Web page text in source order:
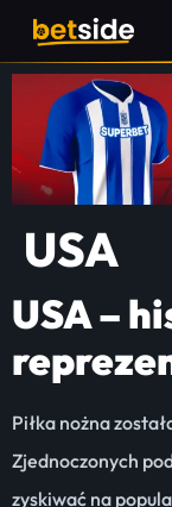
USA
USA –
Piłka nożna
Zjednoczonych
zyskiwać na